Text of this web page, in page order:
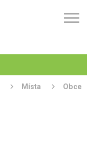

Místa
Obce